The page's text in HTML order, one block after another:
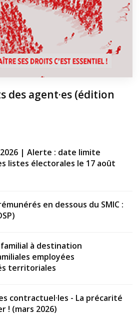
des agent·es (édition
2026 | Alerte : date limite
listes électorales le 17 août
en dessous du SMIC :
familial à destination
employées
territoriales
contractuel·les - La précarité
! (mars 2026)